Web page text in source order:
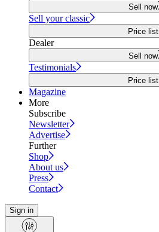
Sell now
Sell your classic
Price list
Dealer
Sell now
Testimonials
Price list
Magazine
More
Subscribe
Newsletter
Advertise
Further
Shop
About us
Press
Contact
Sign in